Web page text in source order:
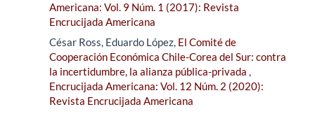
Americana: Vol. 9 Núm. 1 (2017): Revista
Encrucijada Americana
César Ross, Eduardo López, El Comité de
Cooperación Económica Chile-Corea del Sur: contra
la incertidumbre, la alianza pública-privada ,
Encrucijada Americana: Vol. 12 Núm. 2 (2020):
Revista Encrucijada Americana